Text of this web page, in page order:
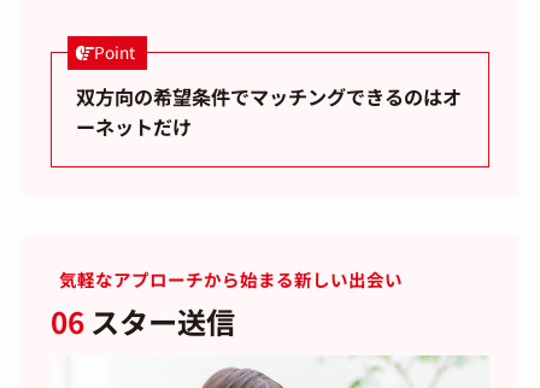
Point
双方向の希望条件でマッチングできるのはオ
ーネットだけ
気軽なアプローチから始まる新しい出会い
06 スター送信